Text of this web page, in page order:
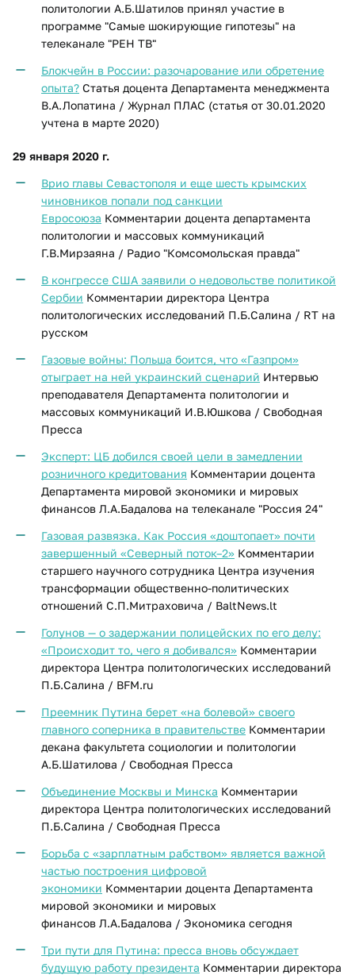
политологии А.Б.Шатилов принял участие в
программе "Самые шокирующие гипотезы" на
телеканале "РЕН ТВ"
Блокчейн в России: разочарование или обретение
опыта? Статья доцента Департамента менеджмента
В.А.Лопатина / Журнал ПЛАС (статья от 30.01.2020
учтена в марте 2020)
29 января 2020 г.
Врио главы Севастополя и еще шесть крымских
чиновников попали под санкции
Евросоюза Комментарии доцента департамента
политологии и массовых коммуникаций
Г.В.Мирзаяна / Радио "Комсомольская правда"
В конгрессе США заявили о недовольстве политикой
Сербии Комментарии директора Центра
политологических исследований П.Б.Салина / RT на
русском
Газовые войны: Польша боится, что «Газпром»
отыграет на ней украинский сценарий Интервью
преподавателя Департамента политологии и
массовых коммуникаций И.В.Юшкова / Свободная
Пресса
Эксперт: ЦБ добился своей цели в замедлении
розничного кредитования Комментарии доцента
Департамента мировой экономики и мировых
финансов Л.А.Бадалова на телеканале "Россия 24"
Газовая развязка. Как Россия «доштопает» почти
завершенный «Северный поток–2» Комментарии
старшего научного сотрудника Центра изучения
трансформации общественно-политических
отношений С.П.Митраховича / BaltNews.lt
Голунов — о задержании полицейских по его делу:
«Происходит то, чего я добивался» Комментарии
директора Центра политологических исследований
П.Б.Салина / BFM.ru
Преемник Путина берет «на болевой» своего
главного соперника в правительстве Комментарии
декана факультета социологии и политологии
А.Б.Шатилова / Свободная Пресса
Объединение Москвы и Минска Комментарии
директора Центра политологических исследований
П.Б.Салина / Свободная Пресса
Борьба с «зарплатным рабством» является важной
частью построения цифровой
экономики Комментарии доцента Департамента
мировой экономики и мировых
финансов Л.А.Бадалова / Экономика сегодня
Три пути для Путина: пресса вновь обсуждает
будущую работу президента Комментарии директора